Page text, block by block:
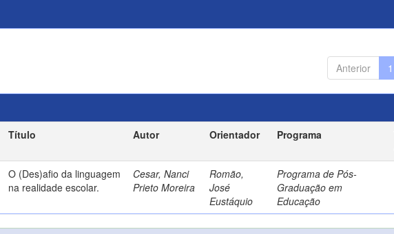
Anterior 1
Título Autor Orientador Programa
O (Des)afio da linguagem
na realidade escolar.
Cesar, Nanci
Prieto Moreira
Romão,
José
Eustáquio
Programa de Pós-
Graduação em
Educação